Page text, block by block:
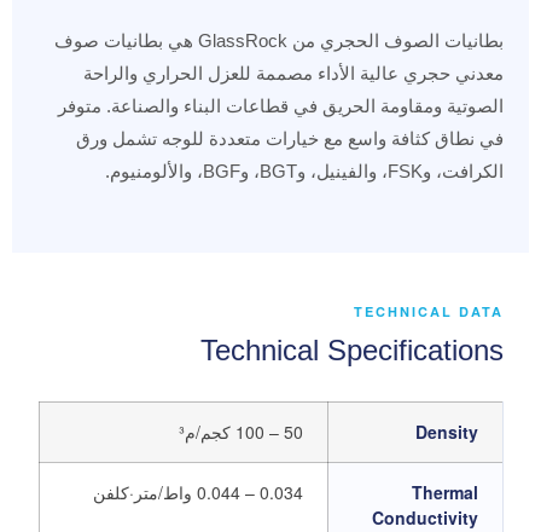
بطانيات الصوف الحجري من GlassRock هي بطانيات صوف
معدني حجري عالية الأداء مصممة للعزل الحراري والراحة
الصوتية ومقاومة الحريق في قطاعات البناء والصناعة. متوفر
في نطاق كثافة واسع مع خيارات متعددة للوجه تشمل ورق
الكرافت، وFSK، والفينيل، وBGT، وBGF، والألومنيوم.
TECHNICAL DATA
Technical Specifications
Density 50 – 100 كجم/م³
Thermal
Conductivity
0.034 – 0.044 واط/متر·كلفن